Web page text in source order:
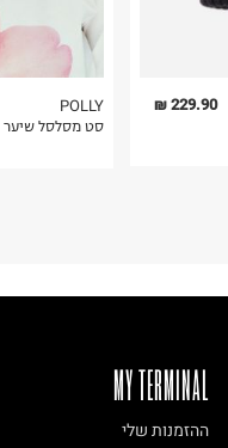
POLLY
סט מסלסל שיער
229.90 ₪
MY TERMINAL
ההזמנות שלי